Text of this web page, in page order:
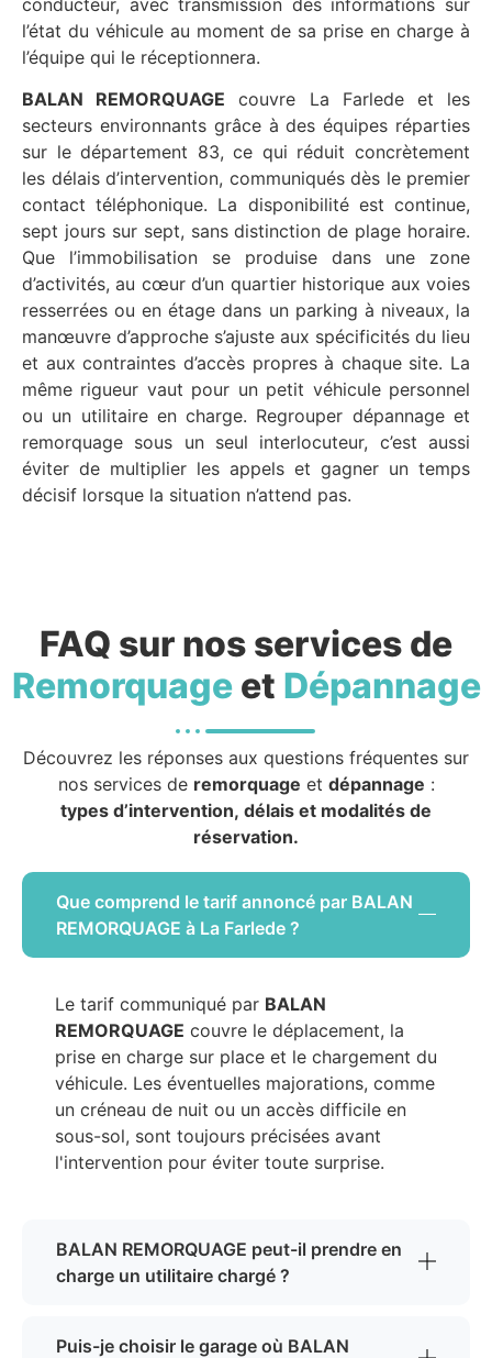
conducteur, avec transmission des informations sur
l’état du véhicule au moment de sa prise en charge à
l’équipe qui le réceptionnera.
BALAN REMORQUAGE couvre La Farlede et les
secteurs environnants grâce à des équipes réparties
sur le département 83, ce qui réduit concrètement
les délais d’intervention, communiqués dès le premier
contact téléphonique. La disponibilité est continue,
sept jours sur sept, sans distinction de plage horaire.
Que l’immobilisation se produise dans une zone
d’activités, au cœur d’un quartier historique aux voies
resserrées ou en étage dans un parking à niveaux, la
manœuvre d’approche s’ajuste aux spécificités du lieu
et aux contraintes d’accès propres à chaque site. La
même rigueur vaut pour un petit véhicule personnel
ou un utilitaire en charge. Regrouper dépannage et
remorquage sous un seul interlocuteur, c’est aussi
éviter de multiplier les appels et gagner un temps
décisif lorsque la situation n’attend pas.
FAQ sur nos services de
Remorquageet Dépannage
Découvrez les réponses aux questions fréquentes sur
nos services de remorquage et dépannage :
types d’intervention, délais et modalités de
réservation.
Que comprend le tarif annoncé par BALAN
REMORQUAGE à La Farlede ?
Le tarif communiqué par BALAN
REMORQUAGE couvre le déplacement, la
prise en charge sur place et le chargement du
véhicule. Les éventuelles majorations, comme
un créneau de nuit ou un accès difficile en
sous-sol, sont toujours précisées avant
l'intervention pour éviter toute surprise.
BALAN REMORQUAGE peut-il prendre en
charge un utilitaire chargé ?
Puis-je choisir le garage où BALAN